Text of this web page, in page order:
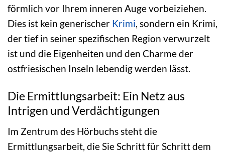
förmlich vor Ihrem inneren Auge vorbeiziehen.
Dies ist kein generischer Krimi, sondern ein Krimi,
der tief in seiner spezifischen Region verwurzelt
ist und die Eigenheiten und den Charme der
ostfriesischen Inseln lebendig werden lässt.
Die Ermittlungsarbeit: Ein Netz aus
Intrigen und Verdächtigungen
Im Zentrum des Hörbuchs steht die
Ermittlungsarbeit, die Sie Schritt für Schritt dem